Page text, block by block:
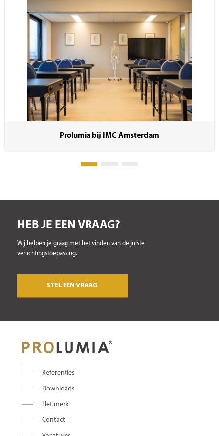
Prolumia bij IMC Amsterdam
HEB JE EEN VRAAG?
Wij helpen je graag met het vinden van de juiste
verlichtingstoepassing.
STEL EEN VRAAG
Referenties
Downloads
Het merk
Contact